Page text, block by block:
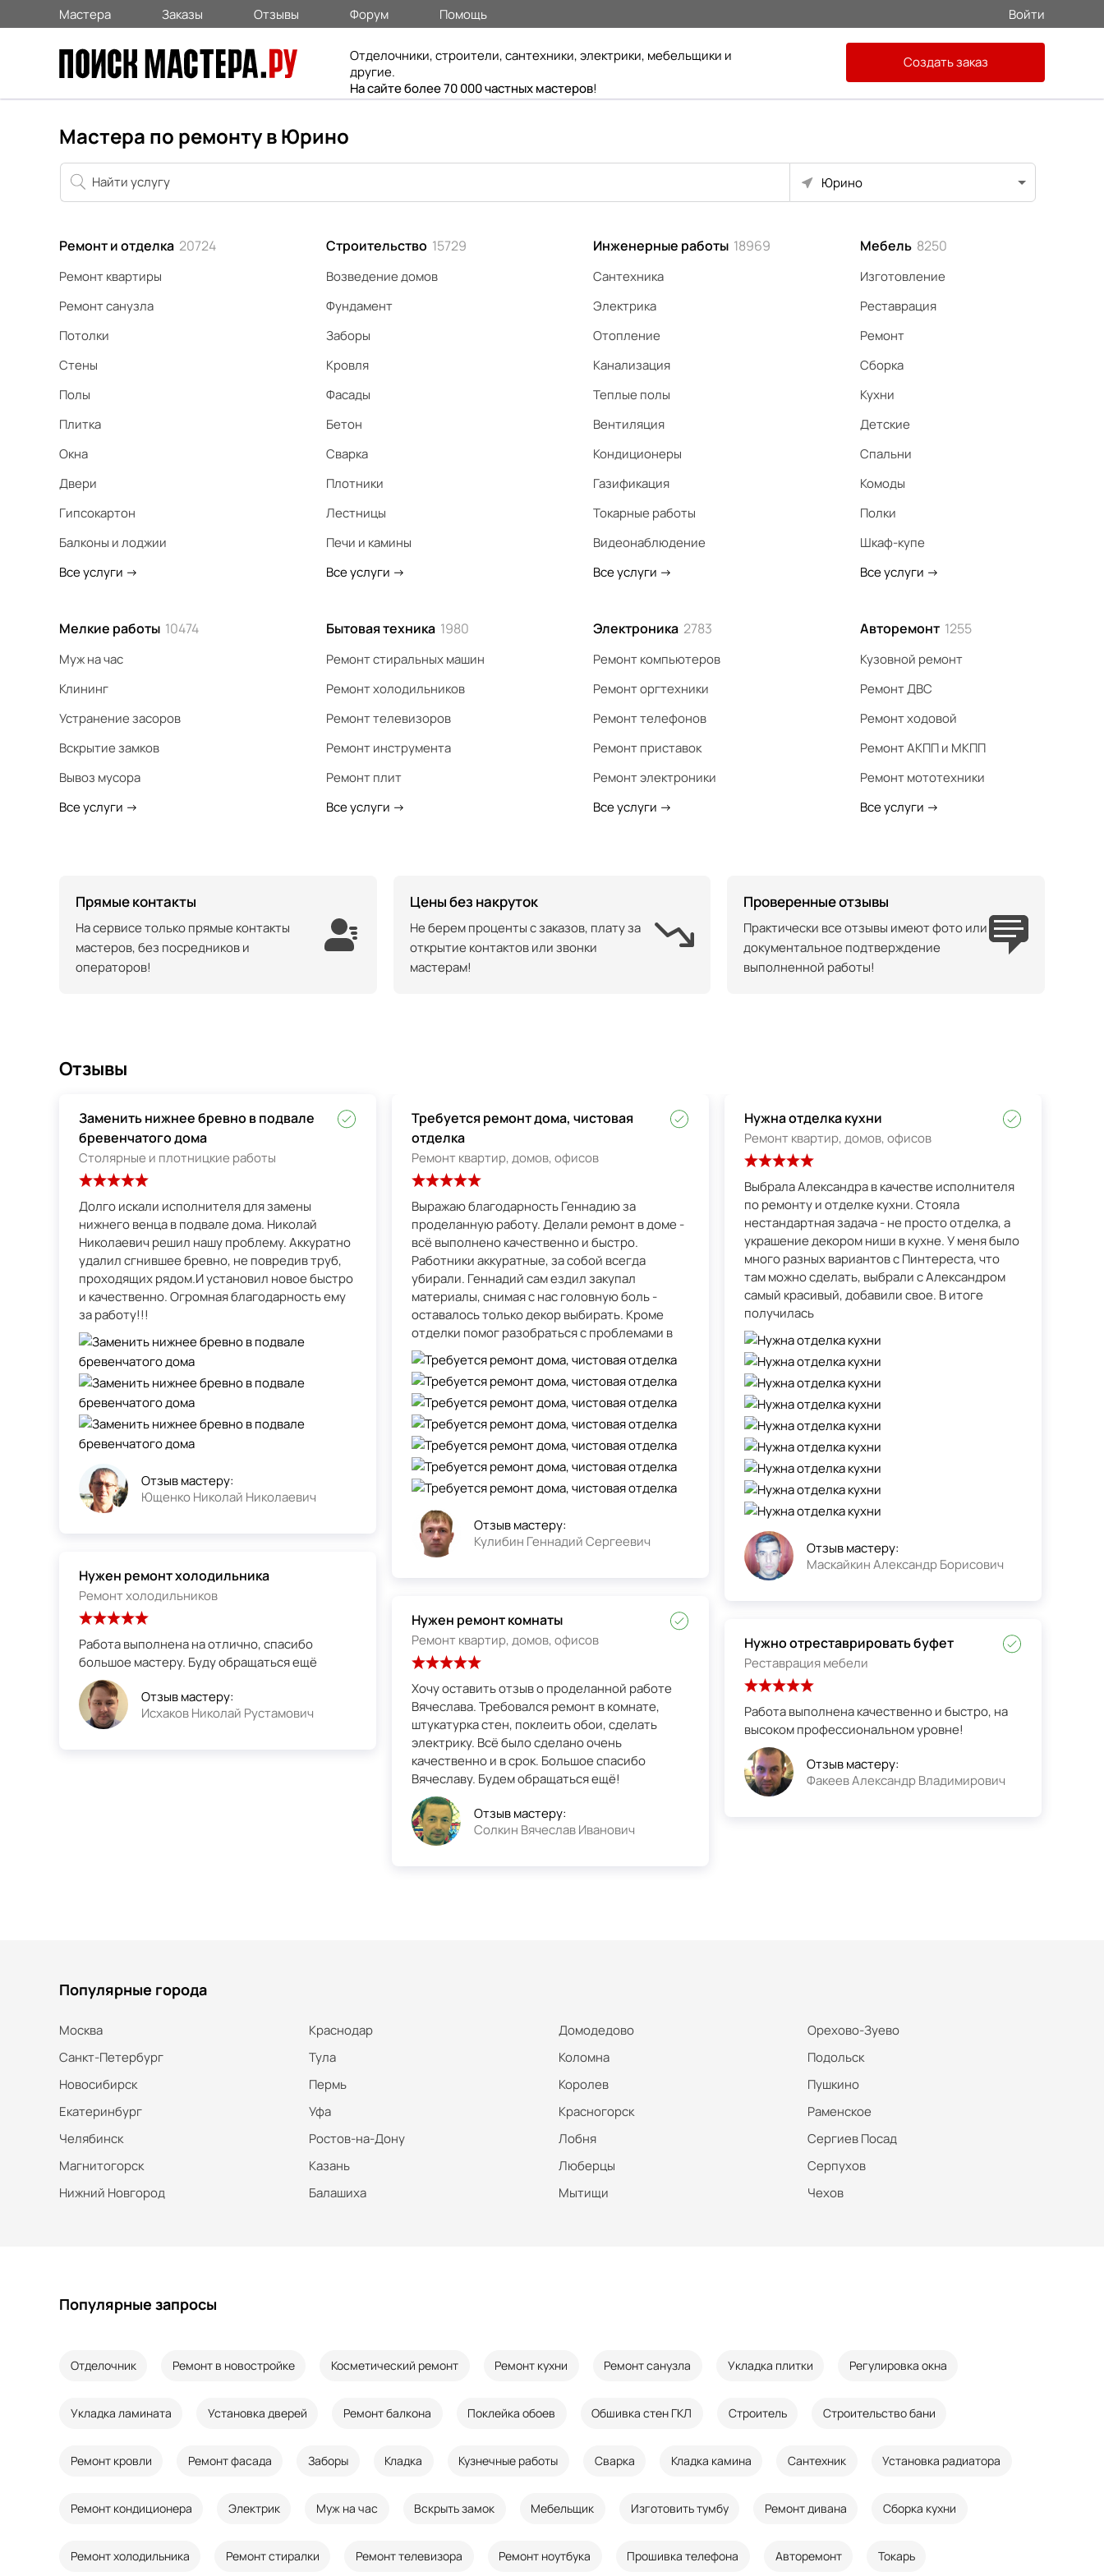
Мастера Заказы Отзывы Форум Помощь Войти
Отделочники, строители, сантехники, электрики, мебельщики и
другие.
На сайте более 70 000 частных мастеров!
Создать заказ
Мастера по ремонту в Юрино
Юрино
Ремонт и отделка 20724
Ремонт квартиры
Ремонт санузла
Потолки
Стены
Полы
Плитка
Окна
Двери
Гипсокартон
Балконы и лоджии
Все услуги ->
Строительство 15729
Возведение домов
Фундамент
Заборы
Кровля
Фасады
Бетон
Сварка
Плотники
Лестницы
Печи и камины
Все услуги ->
Инженерные работы 18969
Сантехника
Электрика
Отопление
Канализация
Теплые полы
Вентиляция
Кондиционеры
Газификация
Токарные работы
Видеонаблюдение
Все услуги ->
Мебель 8250
Изготовление
Реставрация
Ремонт
Сборка
Кухни
Детские
Спальни
Комоды
Полки
Шкаф-купе
Все услуги ->
Мелкие работы 10474
Муж на час
Клининг
Устранение засоров
Вскрытие замков
Вывоз мусора
Все услуги ->
Бытовая техника 1980
Ремонт стиральных машин
Ремонт холодильников
Ремонт телевизоров
Ремонт инструмента
Ремонт плит
Все услуги ->
Электроника 2783
Ремонт компьютеров
Ремонт оргтехники
Ремонт телефонов
Ремонт приставок
Ремонт электроники
Все услуги ->
Авторемонт 1255
Кузовной ремонт
Ремонт ДВС
Ремонт ходовой
Ремонт АКПП и МКПП
Ремонт мототехники
Все услуги ->
Прямые контакты
На сервисе только прямые контакты
мастеров, без посредников и
операторов!
Цены без накруток
Не берем проценты с заказов, плату за
открытие контактов или звонки
мастерам!
Проверенные отзывы
Практически все отзывы имеют фото или
документальное подтверждение
выполненной работы!
Отзывы
Заменить нижнее бревно в подвале
бревенчатого дома
Столярные и плотницкие работы
Долго искали исполнителя для замены
нижнего венца в подвале дома. Николай
Николаевич решил нашу проблему. Аккуратно
удалил сгнившее бревно, не повредив труб,
проходящих рядом.И установил новое быстро
и качественно. Огромная благодарность ему
за работу!!!
Отзыв мастеру:
Ющенко Николай Николаевич
Нужен ремонт холодильника
Ремонт холодильников
Работа выполнена на отлично, спасибо
большое мастеру. Буду обращаться ещё
Отзыв мастеру:
Исхаков Николай Рустамович
Требуется ремонт дома, чистовая
отделка
Ремонт квартир, домов, офисов
Выражаю благодарность Геннадию за
проделанную работу. Делали ремонт в доме -
всё выполнено качественно и быстро.
Работники аккуратные, за собой всегда
убирали. Геннадий сам ездил закупал
материалы, снимая с нас головную боль -
оставалось только декор выбирать. Кроме
отделки помог разобраться с проблемами в
Отзыв мастеру:
Кулибин Геннадий Сергеевич
Нужен ремонт комнаты
Ремонт квартир, домов, офисов
Хочу оставить отзыв о проделанной работе
Вячеслава. Требовался ремонт в комнате,
штукатурка стен, поклеить обои, сделать
электрику. Всё было сделано очень
качественно и в срок. Большое спасибо
Вячеславу. Будем обращаться ещё!
Отзыв мастеру:
Солкин Вячеслав Иванович
Нужна отделка кухни
Ремонт квартир, домов, офисов
Выбрала Александра в качестве исполнителя
по ремонту и отделке кухни. Стояла
нестандартная задача - не просто отделка, а
украшение декором ниши в кухне. У меня было
много разных вариантов с Пинтереста, что
там можно сделать, выбрали с Александром
самый красивый, добавили свое. В итоге
получилась
Отзыв мастеру:
Маскайкин Александр Борисович
Нужно отреставрировать буфет
Реставрация мебели
Работа выполнена качественно и быстро, на
высоком профессиональном уровне!
Отзыв мастеру:
Факеев Александр Владимирович
Популярные города
Москва
Санкт-Петербург
Новосибирск
Екатеринбург
Челябинск
Магнитогорск
Нижний Новгород
Краснодар
Тула
Пермь
Уфа
Ростов-на-Дону
Казань
Балашиха
Домодедово
Коломна
Королев
Красногорск
Лобня
Люберцы
Мытищи
Орехово-Зуево
Подольск
Пушкино
Раменское
Сергиев Посад
Серпухов
Чехов
Популярные запросы
Отделочник Ремонт в новостройке Косметический ремонт Ремонт кухни Ремонт санузла Укладка плитки Регулировка окна
Укладка ламината Установка дверей Ремонт балкона Поклейка обоев Обшивка стен ГКЛ Строитель Строительство бани
Ремонт кровли Ремонт фасада Заборы Кладка Кузнечные работы Сварка Кладка камина Сантехник Установка радиатора
Ремонт кондиционера Электрик Муж на час Вскрыть замок Мебельщик Изготовить тумбу Ремонт дивана Сборка кухни
Ремонт холодильника Ремонт стиралки Ремонт телевизора Ремонт ноутбука Прошивка телефона Авторемонт Токарь